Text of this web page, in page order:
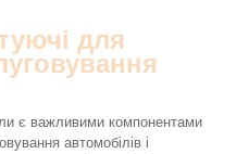
для
є важливими компонентами
автомобілів і